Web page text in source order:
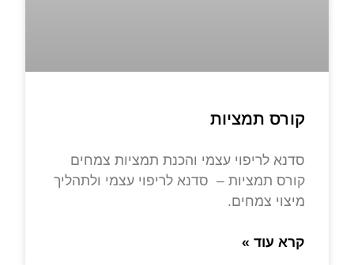
קורס תמציות
סדנא לריפוי עצמי והכנת תמציות צמחים
קורס תמציות – סדנא לריפוי עצמי ולתהליך
מיצוי צמחים.
קרא עוד »